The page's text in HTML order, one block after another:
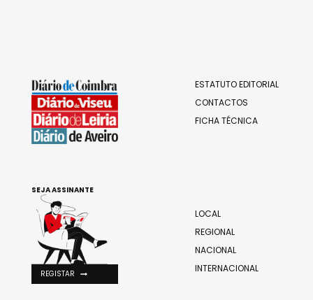
ESTATUTO EDITORIAL
CONTACTOS
FICHA TÉCNICA
LOCAL
REGIONAL
NACIONAL
INTERNACIONAL
SEJA ASSINANTE
REGISTAR